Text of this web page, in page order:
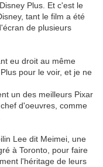
Plus. Et c'est le
tant le film a été
de plusieurs
eu droit au même
pour le voir, et je ne
un des meilleurs Pixar
d'oeuvres, comme
Lee dit Meimei, une
à Toronto, pour faire
l'héritage de leurs